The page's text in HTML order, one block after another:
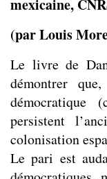
mexicaine,
(par Louis
Le livre de
démontrer
démocratique
persistent
colonisation
Le pari est